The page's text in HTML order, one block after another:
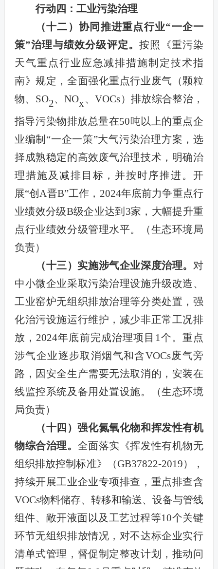
行动四：工业污染治理
（十二）协同推进重点行业“一企一
策”治理与绩效分级评定。按照《重污染
天气重点行业应急减排措施制定技术指
南》规定，全面强化重点行业废气（颗粒
物、SO2、NOx、VOCs）排放综合整治，
指导污染物排放总量在50吨以上的重点企
业编制“一企一策”大气污染治理方案，选
择成熟稳定的高效废气治理技术，明确治
理措施及减排目标，并按时序推进。开
展“创A晋B”工作，2024年底前力争重点行
业绩效分级B级企业达到3家，大幅提升重
点行业绩效分级管理水平。
（生态环境局
负责）
（十三）实施涉气企业深度治理。对
中小微企业采取污染治理设施升级改造、
工业窑炉无组织排放治理等分类处置，强
化治污设施运行维护，减少非正常工况排
放，2024年底前完成治理项目1个。重点
涉气企业逐步取消烟气和含VOCs废气旁
路，因安全生产需要无法取消的，安装在
线监控系统及备用处置设施。
（生态环境
局负责）
（十四）强化氮氧化物和挥发性有机
物综合治理。 全面落实《挥发性有机物无
组织排放控制标准》（GB37822-2019），
持续开展工业企业专项排查，重点排查含
VOCs物料储存、转移和输送、设备与管线
组件、敞开液面以及工艺过程等10个关键
环节无组织排放情况，对不达标企业实行
清单式管理，督促制定整改计划，推动问